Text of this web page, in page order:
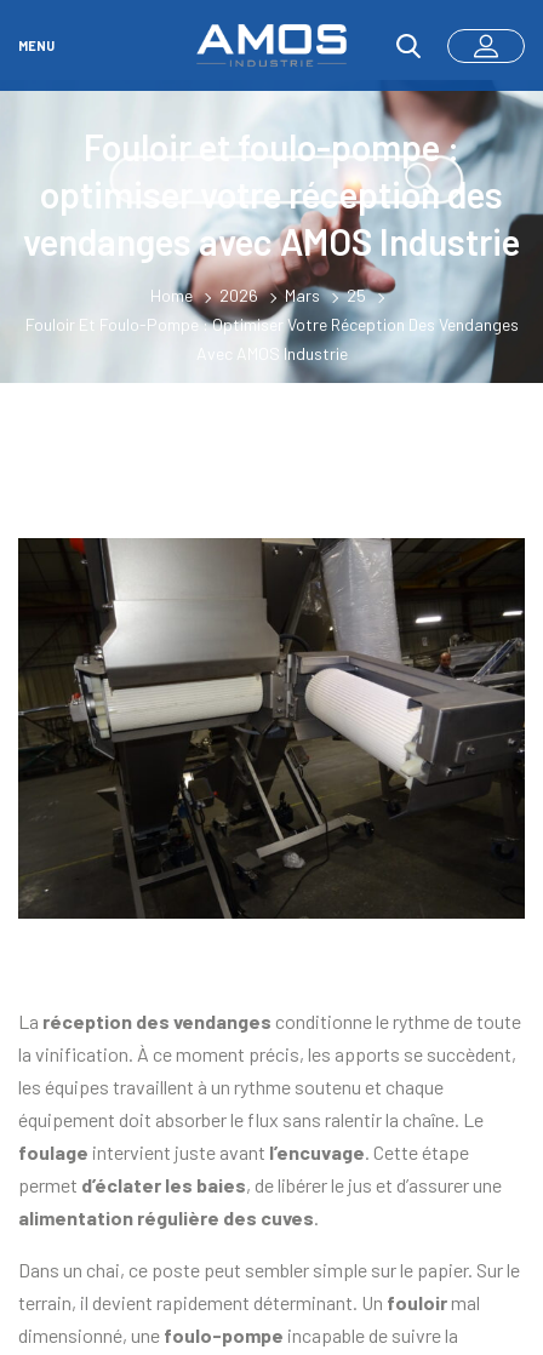
MENU
Fouloir et foulo-pompe :
optimiser votre réception des
vendanges avec AMOS Industrie
Home 2026 Mars
25
Fouloir Et Foulo-Pompe : Optimiser Votre Réception Des Vendanges
Avec AMOS Industrie
La réception des vendanges conditionne le rythme de toute
la vinification. À ce moment précis, les apports se succèdent,
les équipes travaillent à un rythme soutenu et chaque
équipement doit absorber le flux sans ralentir la chaîne. Le
foulage intervient juste avant l’encuvage. Cette étape
permet d’éclater les baies, de libérer le jus et d’assurer une
alimentation régulière des cuves.
Dans un chai, ce poste peut sembler simple sur le papier. Sur le
terrain, il devient rapidement déterminant. Un fouloir mal
dimensionné, une foulo-pompe incapable de suivre la